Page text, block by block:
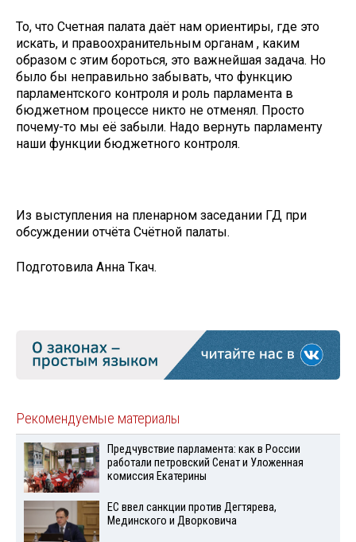
То, что Счетная палата даёт нам ориентиры, где это
искать, и правоохранительным органам , каким
образом с этим бороться, это важнейшая задача. Но
было бы неправильно забывать, что функцию
парламентского контроля и роль парламента в
бюджетном процессе никто не отменял. Просто
почему-то мы её забыли. Надо вернуть парламенту
наши функции бюджетного контроля.
Из выступления на пленарном заседании ГД при
обсуждении отчёта Счётной палаты.
Подготовила Анна Ткач.
Рекомендуемые материалы
Предчувствие парламента: как в России
работали петровский Сенат и Уложенная
комиссия Екатерины
ЕС ввел санкции против Дегтярева,
Мединского и Дворковича